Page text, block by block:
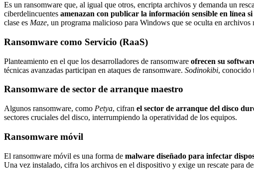
Es un ransomware que, al igual que otros, encripta archivos y demanda un
ciberdelincuentes amenazan con publicar la información sensible en línea si
clase es Maze, un programa malicioso para Windows que se oculta en
Ransomware como Servicio (RaaS)
Planteamiento en el que los desarrolladores de ransomware ofrecen su
técnicas avanzadas participan en ataques de ransomware. Sodinokibi, conocido
Ransomware de sector de arranque maestro
Algunos ransomware, como Petya, cifran el sector de arranque del disco
sectores cruciales del disco, interrumpiendo la operatividad de los equipos.
Ransomware móvil
El ransomware móvil es una forma de malware diseñado para infectar
Una vez instalado, cifra los archivos en el dispositivo y exige un rescate para